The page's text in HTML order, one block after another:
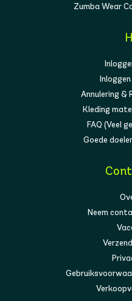
Zumba Wear
Annulering &
Kleding
FAQ (Veel
Goede
Neem